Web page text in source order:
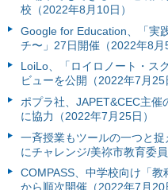
校（2022年8月10日）
Google for Education、「実
チ〜」27日開催（2022年8月5
LoiLo、「ロイロノート・ス
ビューを公開（2022年7月25
ポプラ社、JAPET&CEC主
に協力（2022年7月25日）
一斉授業もツールの一つと
にチャレンジ/美祢市教育委
COMPASS、中学校向け「
から順次開催（2022年7月20